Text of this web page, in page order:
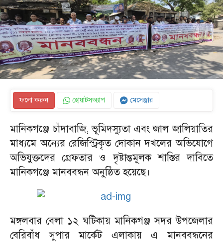
ফলো করুন হোয়াটসঅ্যাপ মেসেঞ্জার
মানিকগঞ্জে চাঁদাবাজি, ভূমিদস্যুতা এবং জাল জালিয়াতির
মাধ্যমে অন্যের রেজিস্ট্রিকৃত দোকান দখলের অভিযোগে
অভিযুক্তদের গ্রেফতার ও দৃষ্টান্তমূলক শাস্তির দাবিতে
মানিকগঞ্জে মানববন্ধন অনুষ্ঠিত হয়েছে।
মঙ্গলবার বেলা ১২ ঘটিকায় মানিকগঞ্জ সদর উপজেলার
বেরিবাঁধ সুপার মার্কেট এলাকায় এ মানববন্ধনের